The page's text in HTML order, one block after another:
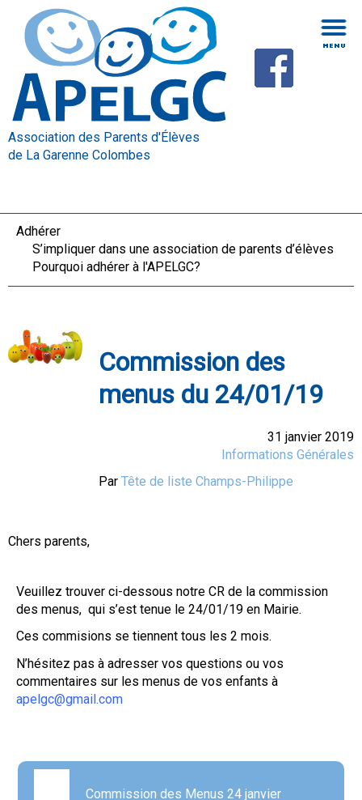
Association des Parents d'Élèves
de La Garenne Colombes
Adhérer
S’impliquer dans une association de parents d’élèves
Pourquoi adhérer à l'APELGC?
Commission des
menus du 24/01/19
31 janvier 2019
Informations Générales
Par Tête de liste Champs-Philippe
Chers parents,
Veuillez trouver ci-dessous notre CR de la commission
des menus, qui s’est tenue le 24/01/19 en Mairie.
Ces commisions se tiennent tous les 2 mois.
N’hésitez pas à adresser vos questions ou vos
commentaires sur les menus de vos enfants à
apelgc@gmail.com
Commission des Menus 24 janvier